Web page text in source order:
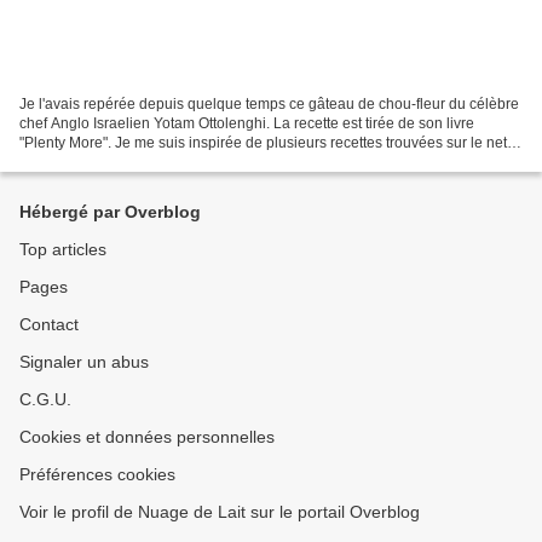
Je l'avais repérée depuis quelque temps ce gâteau de chou-fleur du célèbre
chef Anglo Israelien Yotam Ottolenghi. La recette est tirée de son livre
"Plenty More". Je me suis inspirée de plusieurs recettes trouvées sur le net.
Hébergé par Overblog
Top articles
Pages
Contact
Signaler un abus
C.G.U.
Cookies et données personnelles
Préférences cookies
Voir le profil de Nuage de Lait sur le portail Overblog